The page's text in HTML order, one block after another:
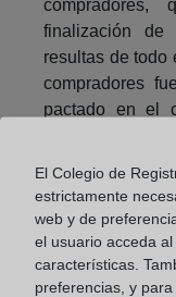
finalización
resultas de todo
compradores
pactado en el
Continúa
principio
sería «nadie
causa a
subsidiaria, en
El Colegio de
estrictamente
web y de
el usuario acceda
características.
preferencias, y